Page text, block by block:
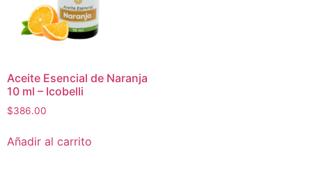
Aceite Esencial de Naranja
10 ml – Icobelli
$386.00
Añadir al carrito